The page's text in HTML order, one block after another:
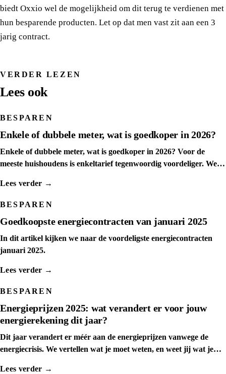
biedt Oxxio wel de mogelijkheid om dit terug te verdienen met
hun besparende producten. Let op dat men vast zit aan een 3
jarig contract.
VERDER LEZEN
Lees ook
BESPAREN
Enkele of dubbele meter, wat is goedkoper in 2026?
Enkele of dubbele meter, wat is goedkoper in 2026? Voor de
meeste huishoudens is enkeltarief tegenwoordig voordeliger. We
Lees verder →
BESPAREN
Goedkoopste energiecontracten van januari 2025
In dit artikel kijken we naar de voordeligste energiecontracten
januari 2025.
Lees verder →
BESPAREN
Energieprijzen 2025: wat verandert er voor jouw
energierekening dit jaar?
Dit jaar verandert er méér aan de energieprijzen vanwege de
energiecrisis. We vertellen wat je moet weten, en weet jij wat je
Lees verder →